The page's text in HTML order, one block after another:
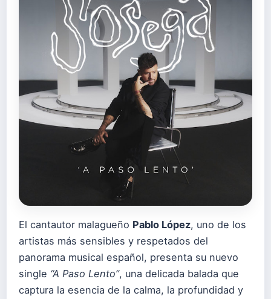
El cantautor malagueño Pablo López, uno de los
artistas más sensibles y respetados del
panorama musical español, presenta su nuevo
single “A Paso Lento”, una delicada balada que
captura la esencia de la calma, la profundidad y